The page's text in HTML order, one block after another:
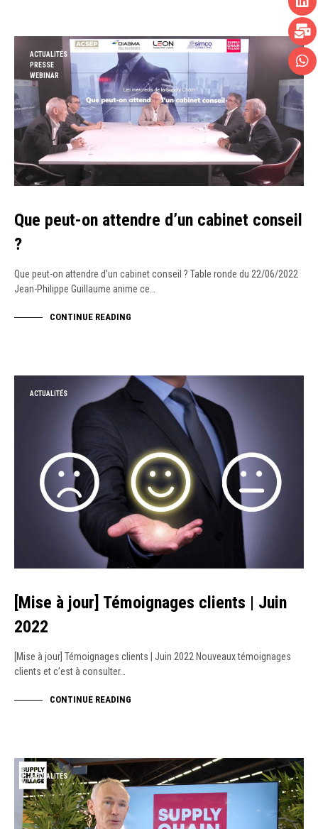
ACTUALITÉS
PRESSE
WEBINAR
Que peut-on attendre d’un cabinet conseil
?
Que peut-on attendre d’un cabinet conseil ? Table ronde du 22/06/2022
Jean-Philippe Guillaume anime ce…
CONTINUE READING
ACTUALITÉS
[Mise à jour] Témoignages clients | Juin
2022
[Mise à jour] Témoignages clients | Juin 2022 Nouveaux témoignages
clients et c’est à consulter…
CONTINUE READING
ACTUALITÉS